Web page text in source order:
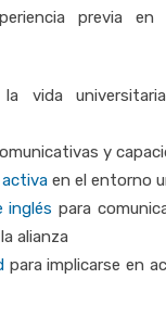
previa en
vida
y
activa en el entorno
inglés para
alianza
para implicarse en